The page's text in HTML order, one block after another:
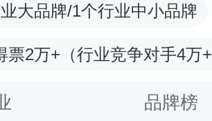
大品牌/1个行业中小品牌
票2万+ （行业竞争对手4万
品牌榜